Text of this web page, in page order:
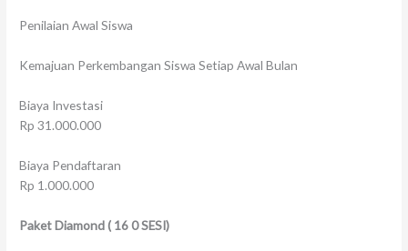
Penilaian Awal Siswa
Kemajuan Perkembangan Siswa Setiap Awal Bulan
Biaya Investasi
Rp 31.000.000
Biaya Pendaftaran
Rp 1.000.000
Paket Diamond( 160 SESI)